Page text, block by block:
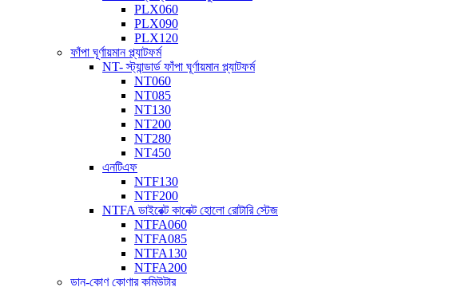
PLX060
PLX090
PLX120
ফাঁপা ঘূর্ণায়মান প্ল্যাটফর্ম
NT- স্ট্যান্ডার্ড ফাঁপা ঘূর্ণায়মান প্ল্যাটফর্ম
NT060
NT085
NT130
NT200
NT280
NT450
এনটিএফ
NTF130
NTF200
NTFA ডাইরেক্ট কানেক্ট হোলো রোটারি স্টেজ
NTFA060
NTFA085
NTFA130
NTFA200
ডান-কোণ কোণার কমিউটার